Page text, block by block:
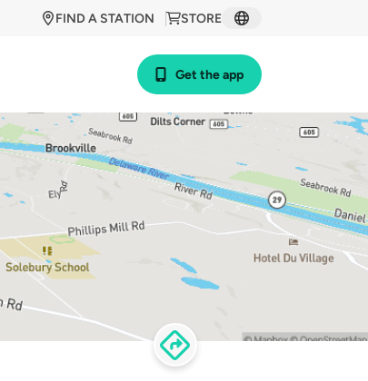
STORE
FIND A STATION
Get the app